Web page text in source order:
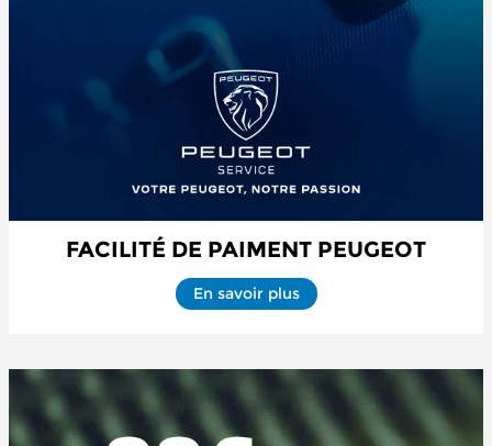
FACILITÉ DE PAIMENT PEUGEOT
En savoir plus